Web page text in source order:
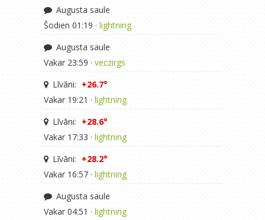
Augusta saule
Šodien 01:19 · lightning
Augusta saule
Vakar 23:59 · veczirgs
Līvāni: +26.7°
Vakar 19:21 · lightning
Līvāni: +28.6°
Vakar 17:33 · lightning
Līvāni: +28.2°
Vakar 16:57 · lightning
Augusta saule
Vakar 04:51 · lightning